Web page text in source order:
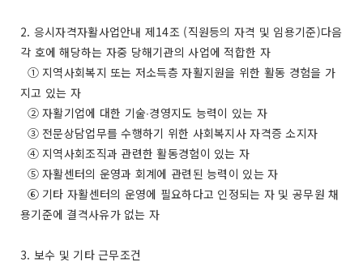
2. 응시자격자활사업안내 제14조 (직원등의 자격 및 임용기준)다음
각 호에 해당하는 자중 당해기관의 사업에 적합한 자
① 지역사회복지 또는 저소득층 자활지원을 위한 활동 경험을 가
지고 있는 자
② 자활기업에 대한 기술∙경영지도 능력이 있는 자
③ 전문상담업무를 수행하기 위한 사회복지사 자격증 소지자
④ 지역사회조직과 관련한 활동경험이 있는 자
⑤ 자활센터의 운영과 회계에 관련된 능력이 있는 자
⑥ 기타 자활센터의 운영에 필요하다고 인정되는 자 및 공무원 채
용기준에 결격사유가 없는 자
3. 보수 및 기타 근무조건